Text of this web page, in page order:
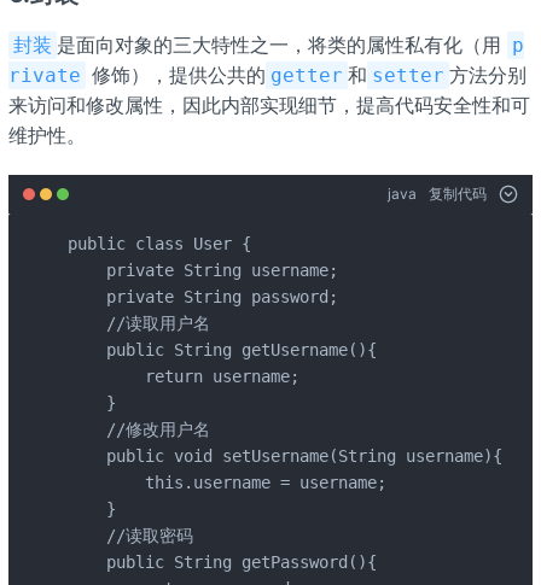
封装 是面向对象的三大特性之一，将类的属性私有化（用 p
rivate 修饰），提供公共的 getter 和 setter 方法分别
来访问和修改属性，因此内部实现细节，提高代码安全性和可
维护性。
java 复制代码
public class User {
    private String username;
    private String password;
    //读取用户名
    public String getUsername(){
        return username;
    }
    //修改用户名
    public void setUsername(String username){
        this.username = username;
    }
    //读取密码
    public String getPassword(){